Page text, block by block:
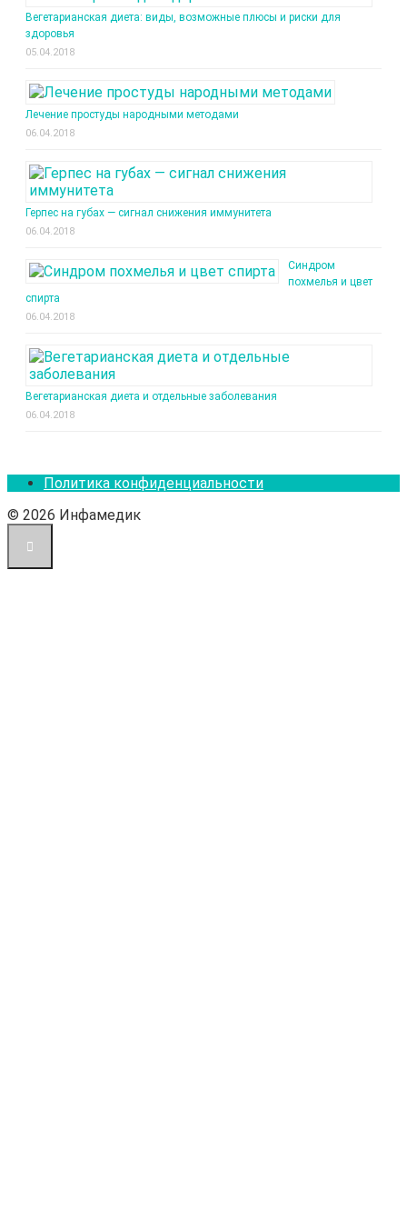
Вегетарианская диета: виды, возможные плюсы и риски для
здоровья
05.04.2018
Лечение простуды народными методами
06.04.2018
Герпес на губах — сигнал снижения иммунитета
06.04.2018
Синдром
похмелья и цвет
спирта
06.04.2018
Вегетарианская диета и отдельные заболевания
06.04.2018
Политика конфиденциальности
© 2026 Инфамедик